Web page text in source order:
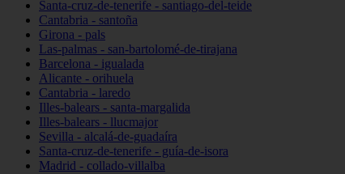
Santa-cruz-de-tenerife - santiago-del-teide
Cantabria - santoña
Girona - pals
Las-palmas - san-bartolomé-de-tirajana
Barcelona - igualada
Alicante - orihuela
Cantabria - laredo
Illes-balears - santa-margalida
Illes-balears - llucmajor
Sevilla - alcalá-de-guadaíra
Santa-cruz-de-tenerife - guía-de-isora
Madrid - collado-villalba